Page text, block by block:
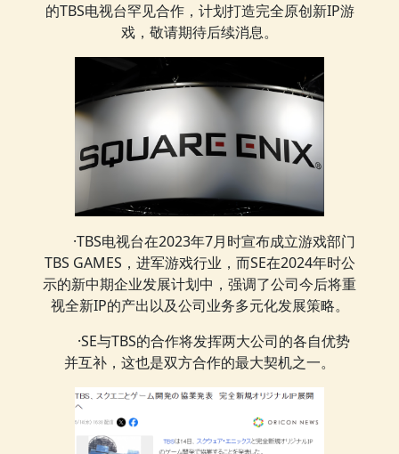
的TBS电视台罕见合作，计划打造完全原创新IP游
戏，敬请期待后续消息。
·TBS电视台在2023年7月时宣布成立游戏部门
TBS GAMES，进军游戏行业，而SE在2024年时公
示的新中期企业发展计划中，强调了公司今后将重
视全新IP的产出以及公司业务多元化发展策略。
·SE与TBS的合作将发挥两大公司的各自优势
并互补，这也是双方合作的最大契机之一。